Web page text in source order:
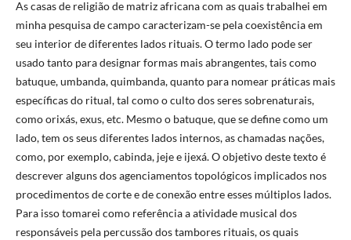
As casas de religião de matriz africana com as quais trabalhei em
minha pesquisa de campo caracterizam-se pela coexistência em
seu interior de diferentes lados rituais. O termo lado pode ser
usado tanto para designar formas mais abrangentes, tais como
batuque, umbanda, quimbanda, quanto para nomear práticas mais
específicas do ritual, tal como o culto dos seres sobrenaturais,
como orixás, exus, etc. Mesmo o batuque, que se define como um
lado, tem os seus diferentes lados internos, as chamadas nações,
como, por exemplo, cabinda, jeje e ijexá. O objetivo deste texto é
descrever alguns dos agenciamentos topológicos implicados nos
procedimentos de corte e de conexão entre esses múltiplos lados.
Para isso tomarei como referência a atividade musical dos
responsáveis pela percussão dos tambores rituais, os quais